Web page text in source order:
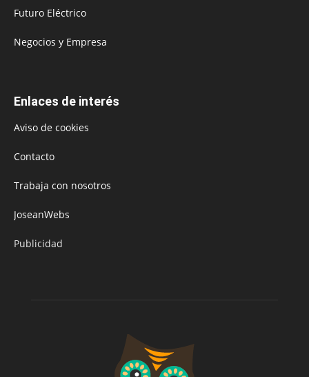
Futuro Eléctrico
Negocios y Empresa
Enlaces de interés
Aviso de cookies
Contacto
Trabaja con nosotros
JoseanWebs
Publicidad